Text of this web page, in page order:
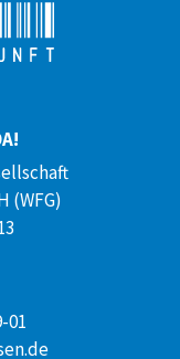
(WFG)
01